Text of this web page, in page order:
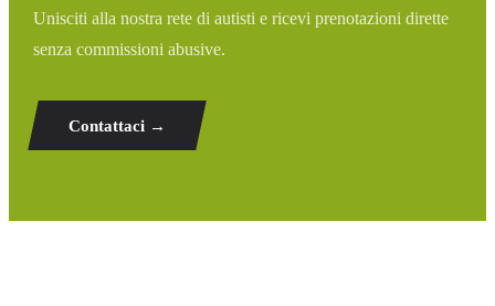
Unisciti alla nostra rete di autisti e ricevi prenotazioni dirette
senza commissioni abusive.
Contattaci →